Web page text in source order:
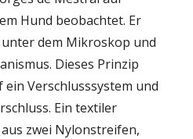
Hund beobachtet. Er
dem Mikroskop und
Dieses Prinzip
Verschlusssystem und
Ein textiler
zwei Nylonstreifen,